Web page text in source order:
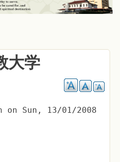
大学
on Sun, 13/01/2008